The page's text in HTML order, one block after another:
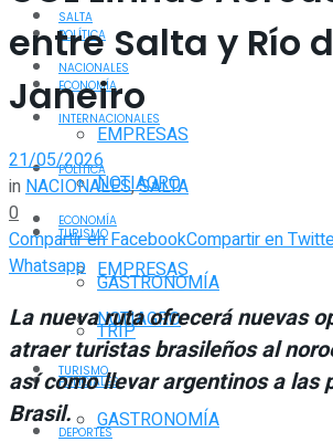
POLÍTICA
ECONOMÍA
EMPRESAS
NOTIAGRO
TURISMO
GASTRONOMÍA
TRIP
POLICIALES
DEPORTES
SALTA
NACIONALES
INTERNACIONALES
POLÍTICA
ECONOMÍA
EMPRESAS
NOTIAGRO
TURISMO
GASTRONOMÍA
entre Salta y Río
Janeiro
21/05/2026
inNACIONALES,SALTA
0
Compartir en FacebookCompartir en
Whatsapp
La nueva ruta ofrecerá nuevas
atraer turistas brasileños al
así como llevar argentinos a las
Brasil.